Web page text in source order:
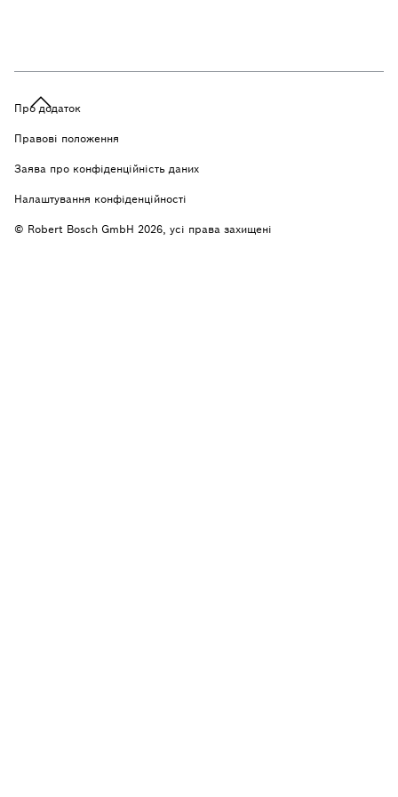
Про додаток
Правові положення
Заява про конфіденційність даних
Налаштування конфіденційності
© Robert Bosch GmbH 2026, усі права захищені